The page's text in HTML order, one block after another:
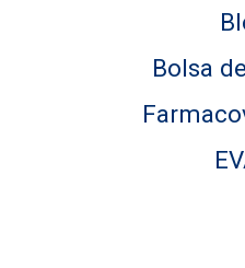
Bolsa